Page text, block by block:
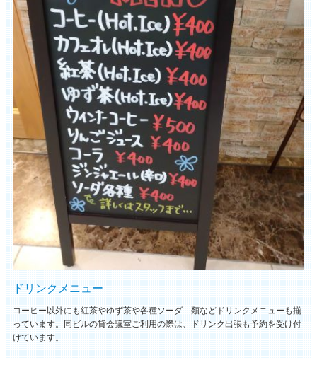
ドリンクメニュー
コーヒー以外にも紅茶やゆず茶や各種ソーダ―類などドリンクメニューも揃
っています。同ビルの貸会議室ご利用の際は、ドリンク出張も予約を受け付
けています。